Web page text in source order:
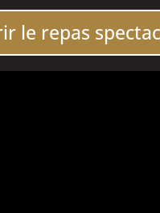
le repas